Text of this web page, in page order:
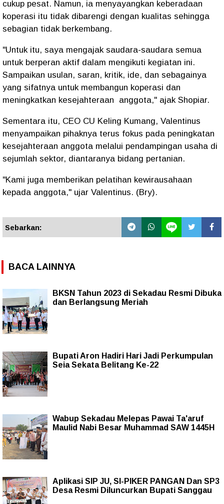
cukup pesat. Namun, ia menyayangkan keberadaan
koperasi itu tidak dibarengi dengan kualitas sehingga
sebagian tidak berkembang.
"Untuk itu, saya mengajak saudara-saudara semua
untuk berperan aktif dalam mengikuti kegiatan ini.
Sampaikan usulan, saran, kritik, ide, dan sebagainya
yang sifatnya untuk membangun koperasi dan
meningkatkan kesejahteraan anggota," ajak Shopiar.
Sementara itu, CEO CU Keling Kumang, Valentinus
menyampaikan pihaknya terus fokus pada peningkatan
kesejahteraan anggota melalui pendampingan usaha di
sejumlah sektor, diantaranya bidang pertanian.
"Kami juga memberikan pelatihan kewirausahaan
kepada anggota," ujar Valentinus. (Bry).
Sebarkan:
BACA LAINNYA
BKSN Tahun 2023 di Sekadau Resmi Dibuka
dan Berlangsung Meriah
Bupati Aron Hadiri Hari Jadi Perkumpulan
Seia Sekata Belitang Ke-22
Wabup Sekadau Melepas Pawai Ta'aruf
Maulid Nabi Besar Muhammad SAW 1445H
Aplikasi SIP JU, SI-PIKER PANGAN Dan SP3
Desa Resmi Diluncurkan Bupati Sanggau